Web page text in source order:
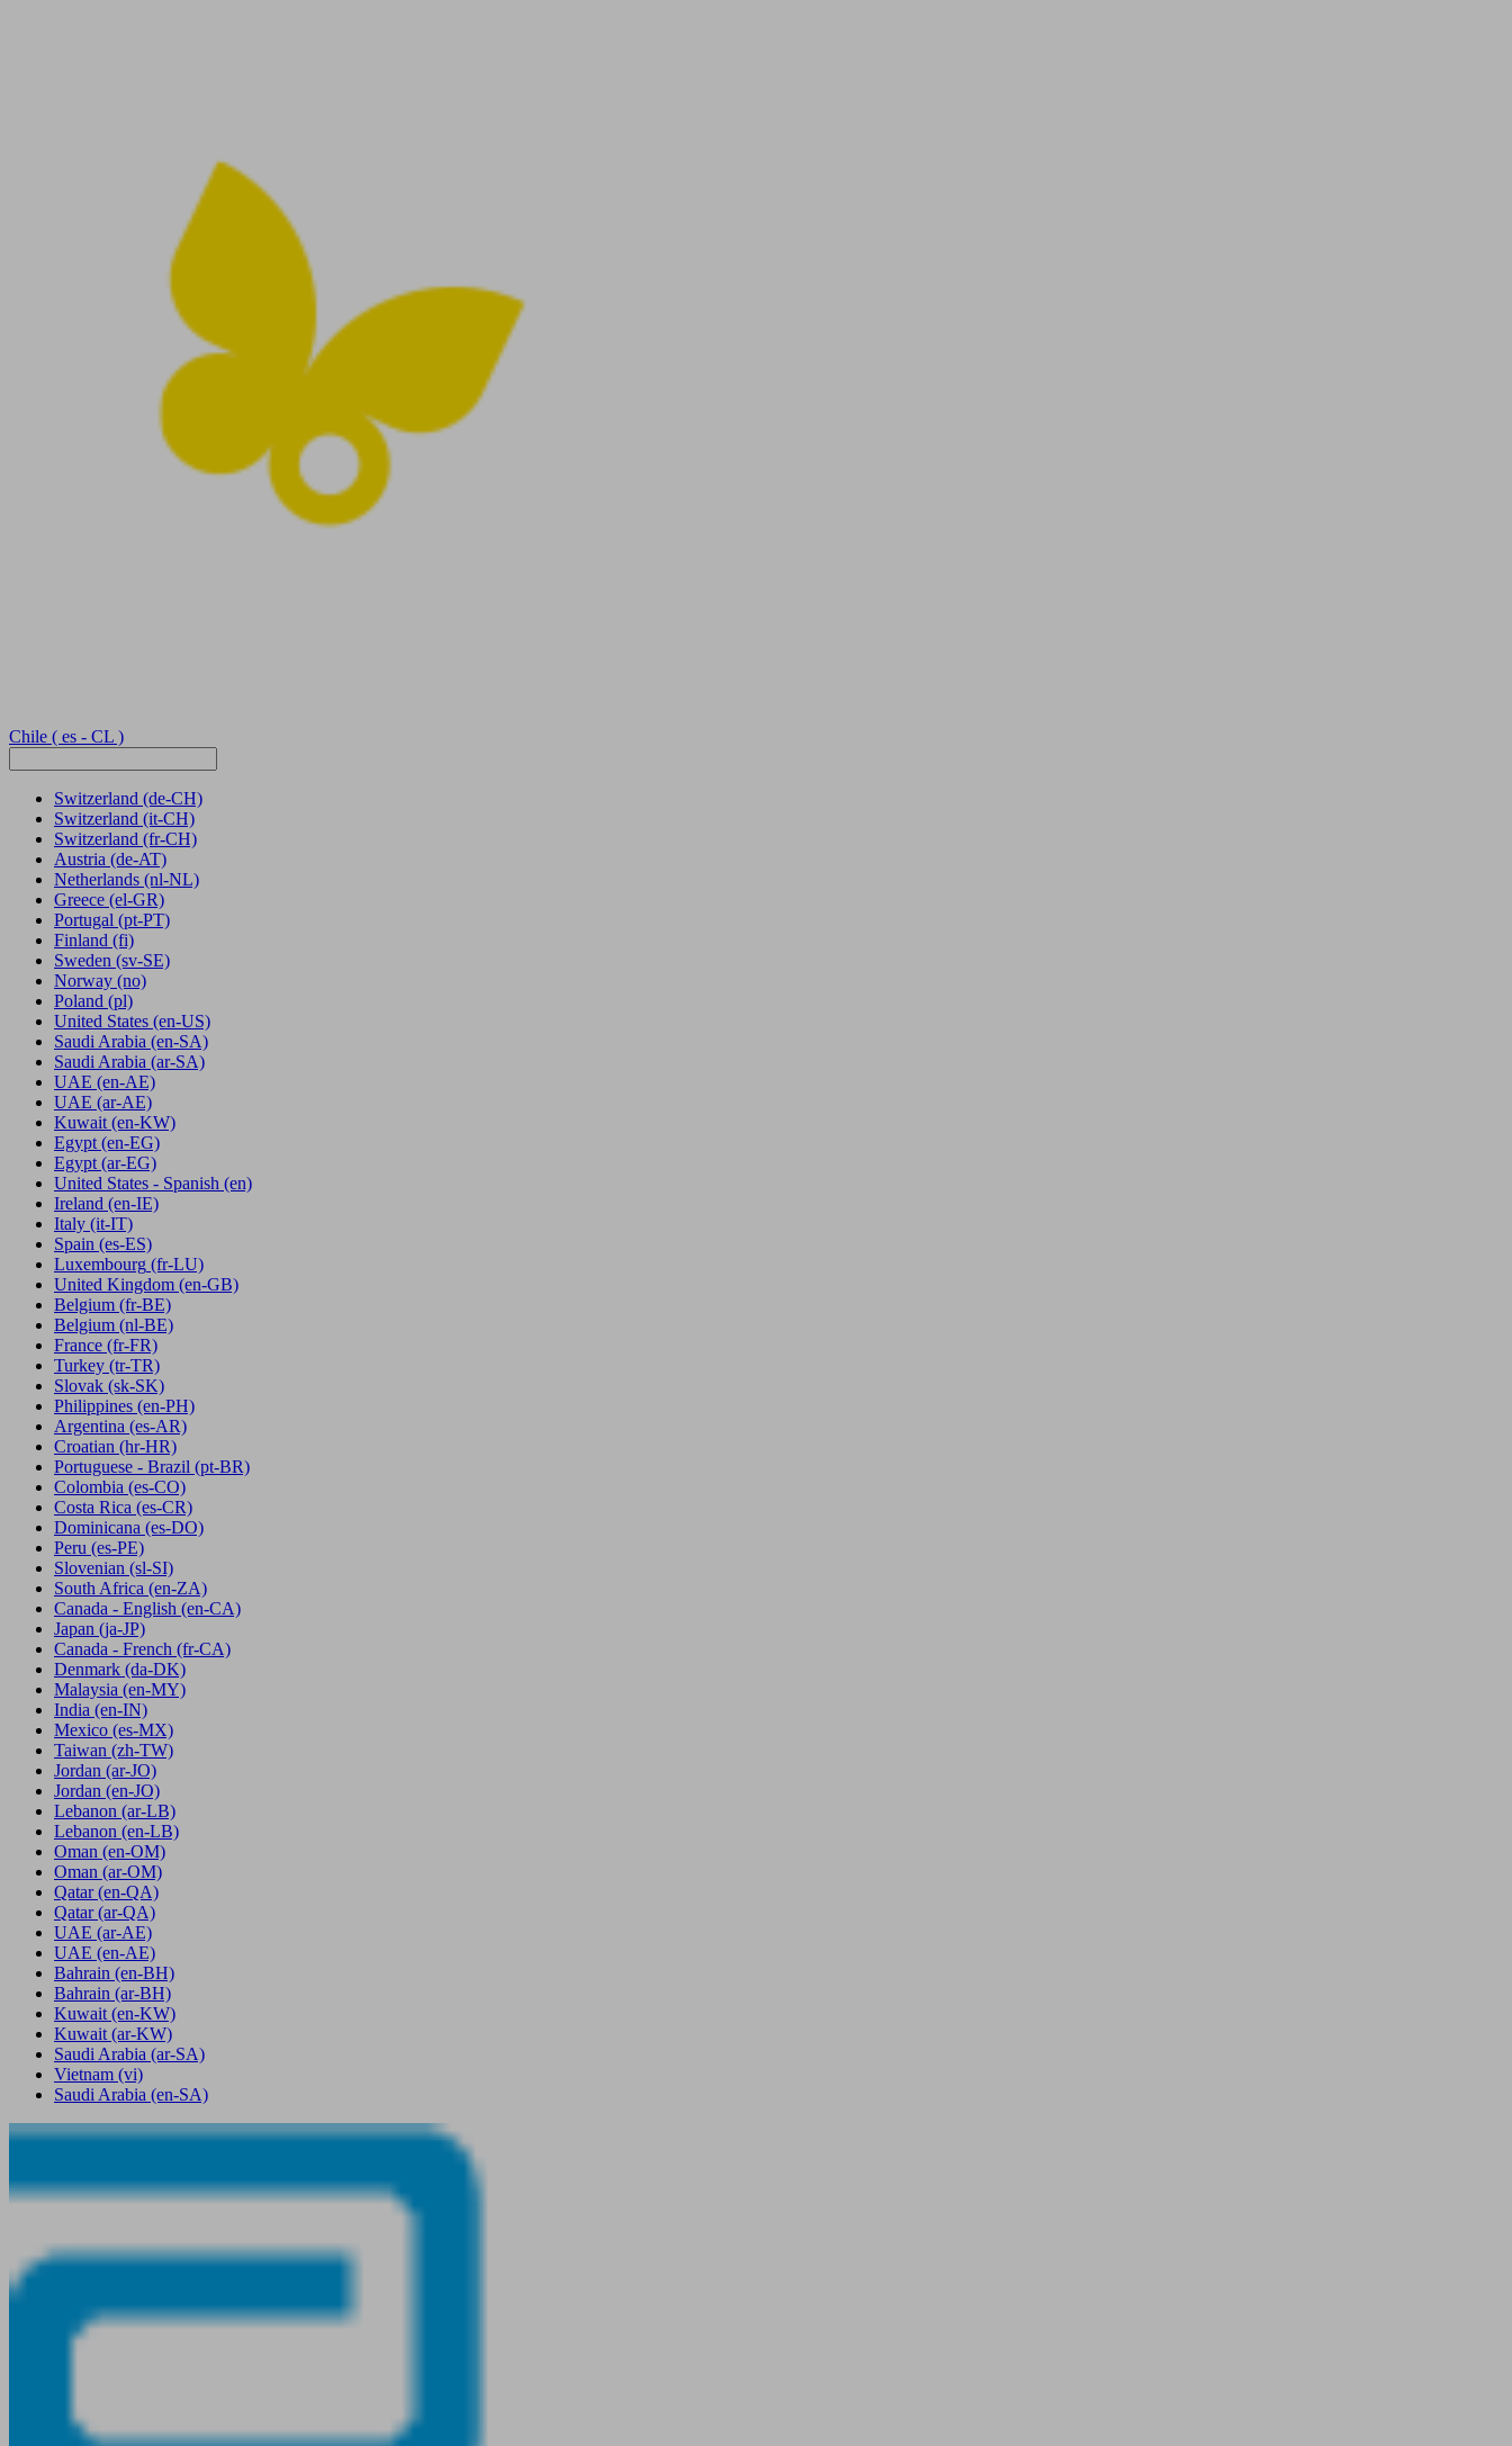
Chile ( es - CL )
Switzerland (de-CH)
Switzerland (it-CH)
Switzerland (fr-CH)
Austria (de-AT)
Netherlands (nl-NL)
Greece (el-GR)
Portugal (pt-PT)
Finland (fi)
Sweden (sv-SE)
Norway (no)
Poland (pl)
United States (en-US)
Saudi Arabia (en-SA)
Saudi Arabia (ar-SA)
UAE (en-AE)
UAE (ar-AE)
Kuwait (en-KW)
Egypt (en-EG)
Egypt(ar-EG)
United States - Spanish (en)
Ireland (en-IE)
Italy (it-IT)
Spain (es-ES)
Luxembourg (fr-LU)
United Kingdom (en-GB)
Belgium (fr-BE)
Belgium (nl-BE)
France (fr-FR)
Turkey (tr-TR)
Slovak (sk-SK)
Philippines (en-PH)
Argentina (es-AR)
Croatian (hr-HR)
Portuguese - Brazil (pt-BR)
Colombia (es-CO)
Costa Rica (es-CR)
Dominicana (es-DO)
Peru (es-PE)
Slovenian (sl-SI)
South Africa (en-ZA)
Canada - English (en-CA)
Japan (ja-JP)
Canada - French (fr-CA)
Denmark (da-DK)
Malaysia (en-MY)
India (en-IN)
Mexico (es-MX)
Taiwan (zh-TW)
Jordan (ar-JO)
Jordan (en-JO)
Lebanon (ar-LB)
Lebanon (en-LB)
Oman (en-OM)
Oman (ar-OM)
Qatar (en-QA)
Qatar (ar-QA)
UAE (ar-AE)
UAE (en-AE)
Bahrain (en-BH)
Bahrain (ar-BH)
Kuwait (en-KW)
Kuwait (ar-KW)
Saudi Arabia (ar-SA)
Vietnam (vi)
Saudi Arabia (en-SA)